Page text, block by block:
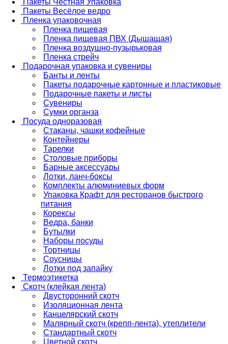
Пакеты Весёлое ведро
Пленка упаковочная
Пленка пищевая
Пленка пищевая ПВХ (Дышащая)
Пленка воздушно-пузырьковая
Пленка стрейч
Подарочная упаковка и сувениры
Банты и ленты
Пакеты подарочные картонные и пластиковые
Подарочные пакеты и листы
Сувениры
Сумки органза
Посуда одноразовая
Стаканы, чашки кофейные
Контейнеры
Тарелки
Столовые приборы
Барные аксессуары
Лотки, ланч-боксы
Комплекты алюминиевых форм
Упаковка Крафт для ресторанов быстрого
питания
Корексы
Ведра, банки
Бутылки
Наборы посуды
Тортницы
Соусницы
Лотки под запайку
Термоэтикетка
Скотч (клейкая лента)
Двусторонний скотч
Изоляционная лента
Канцелярский скотч
Малярный скотч (крепп-лента), утеплители
Стандартный скотч
Цветной скотч